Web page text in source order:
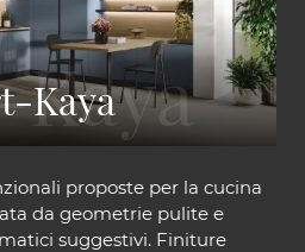
Kaya
proposte per la cucina
da geometrie pulite e
suggestivi. Finiture